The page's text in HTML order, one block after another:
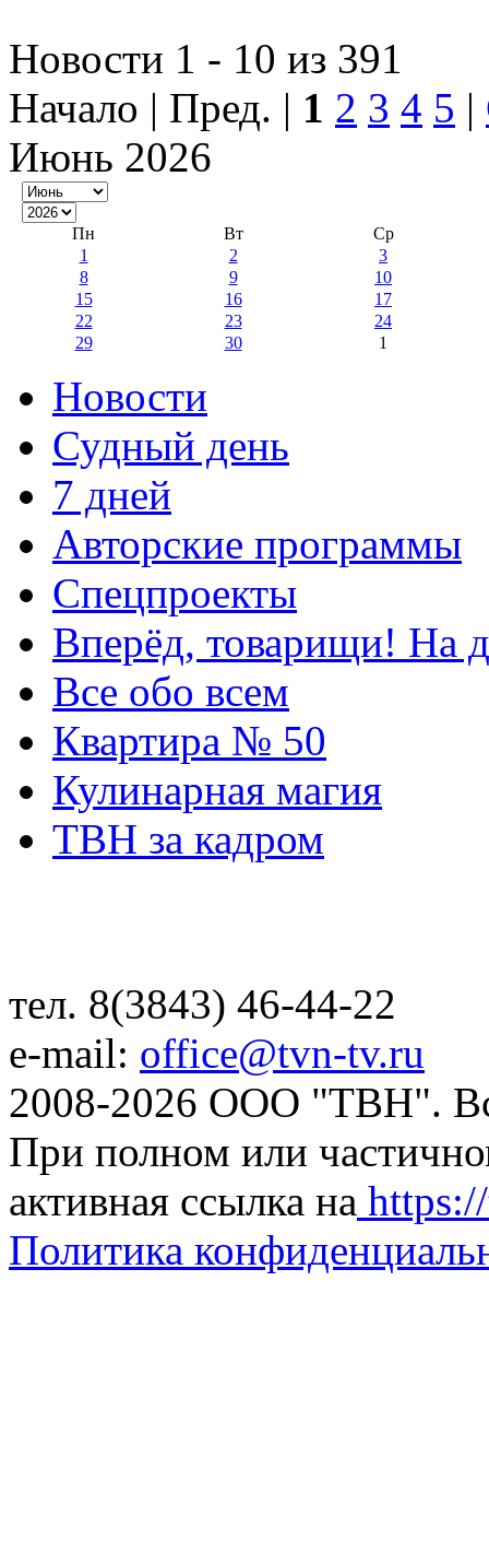
Новости 1 - 10 из 391
Начало | Пред. | 1 2 3 4 5 |
Июнь 2026
Пн Вт
Ср
1
2
3
8
9
10
15
16
17
22
23
24
29
30 1
Новости
Судный день
7 дней
Авторские программы
Спецпроекты
Вперёд, товарищи! На
Все обо всем
Квартира № 50
Кулинарная магия
ТВН за кадром
тел. 8(3843) 46-44-22
e-mail: office@tvn-tv.ru
2008-2026 ООО "ТВН".
При полном или
активная ссылка на
Политика